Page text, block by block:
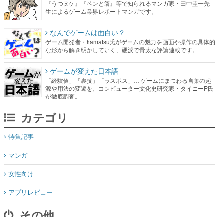
『うつヌケ』『ペンと箸』等で知られるマンガ家・田中圭一先
生によるゲーム業界レポートマンガです。
なんでゲームは面白い？
ゲーム開発者・hamatsu氏がゲームの魅力を画面や操作の具体的
な形から解き明かしていく、硬派で骨太な評論連載です。
ゲームが変えた日本語
「経験値」「裏技」「ラスボス」… ゲームにまつわる言葉の起
源や用法の変遷を、コンピューター文化史研究家・タイニーP氏
が徹底調査。
カテゴリ
特集記事
マンガ
女性向け
アプリレビュー